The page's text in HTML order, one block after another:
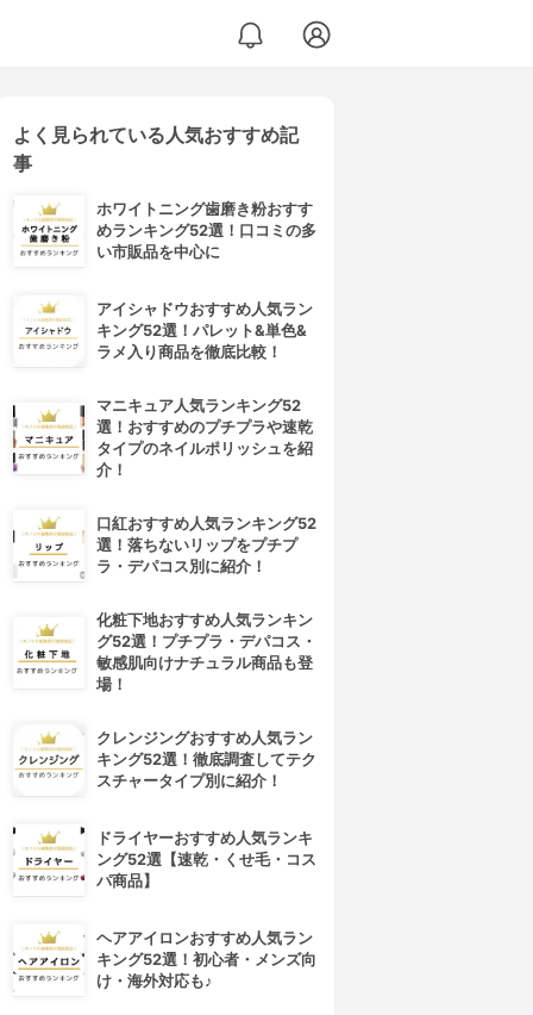
よく見られている人気おすすめ記
事
ホワイトニング歯磨き粉おすす
めランキング52選！口コミの多
い市販品を中心に
アイシャドウおすすめ人気ラン
キング52選！パレット&単色&
ラメ入り商品を徹底比較！
マニキュア人気ランキング52
選！おすすめのプチプラや速乾
タイプのネイルポリッシュを紹
介！
口紅おすすめ人気ランキング52
選！落ちないリップをプチプ
ラ・デパコス別に紹介！
化粧下地おすすめ人気ランキン
グ52選！プチプラ・デパコス・
敏感肌向けナチュラル商品も登
場！
クレンジングおすすめ人気ラン
キング52選！徹底調査してテク
スチャータイプ別に紹介！
ドライヤーおすすめ人気ランキ
ング52選【速乾・くせ毛・コス
パ商品】
ヘアアイロンおすすめ人気ラン
キング52選！初心者・メンズ向
け・海外対応も♪